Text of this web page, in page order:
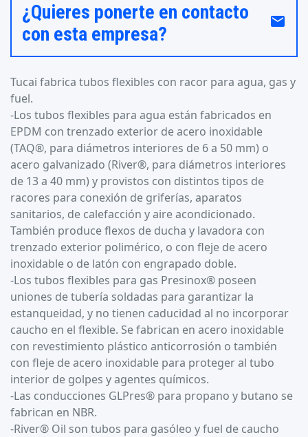
¿Quieres ponerte en contacto
con esta empresa?
email
Tucai fabrica tubos flexibles con racor para agua, gas y
fuel.
-Los tubos flexibles para agua están fabricados en
EPDM con trenzado exterior de acero inoxidable
(TAQ®, para diámetros interiores de 6 a 50 mm) o
acero galvanizado (River®, para diámetros interiores
de 13 a 40 mm) y provistos con distintos tipos de
racores para conexión de griferías, aparatos
sanitarios, de calefacción y aire acondicionado.
También produce flexos de ducha y lavadora con
trenzado exterior polimérico, o con fleje de acero
inoxidable o de latón con engrapado doble.
-Los tubos flexibles para gas Presinox® poseen
uniones de tubería soldadas para garantizar la
estanqueidad, y no tienen caducidad al no incorporar
caucho en el flexible. Se fabrican en acero inoxidable
con revestimiento plástico anticorrosión o también
con fleje de acero inoxidable para proteger al tubo
interior de golpes y agentes químicos.
-Las conducciones GLPres® para propano y butano se
fabrican en NBR.
-River® Oil son tubos para gasóleo y fuel de caucho